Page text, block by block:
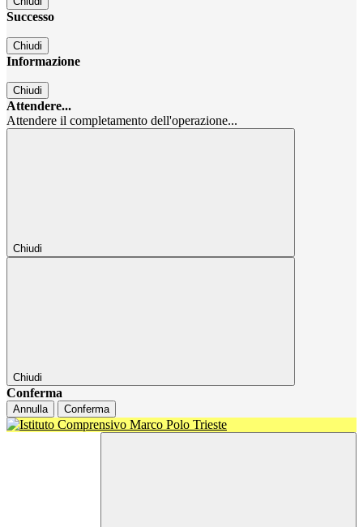
Successo
Chiudi
Informazione
Chiudi
Attendere...
Attendere il completamento dell'operazione...
Chiudi
Chiudi
Conferma
Annulla Conferma